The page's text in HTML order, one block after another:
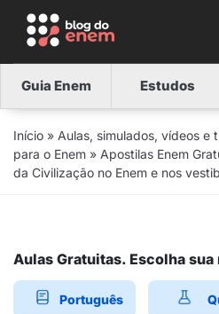
Guia Enem Estudos
Início » Aulas, simulados, vídeos e
para o Enem » Apostilas Enem
da Civilização no Enem e nos
Aulas Gratuitas. Escolha sua
Português